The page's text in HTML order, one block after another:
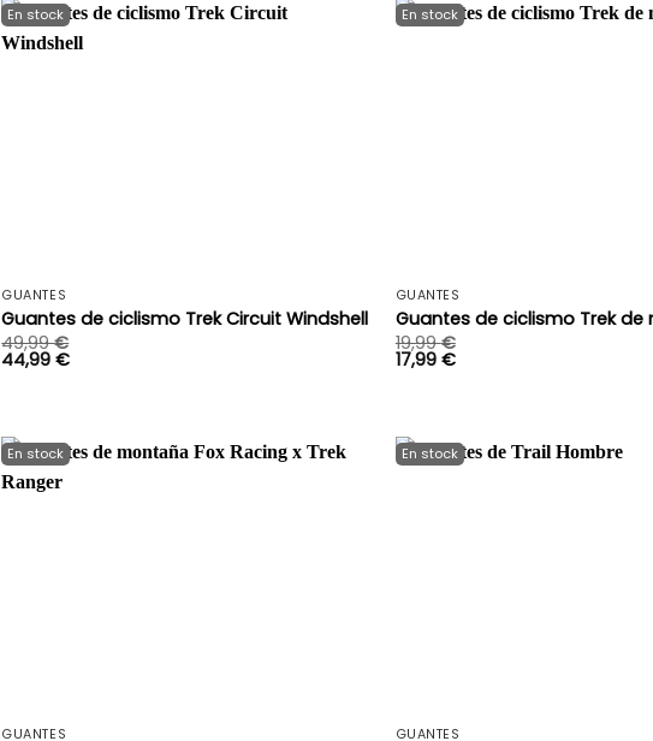
GUANTES
Guantes de ciclismo Trek Circuit Windshell
49,99€
44,99€
GUANTES
Guantes de ciclismo Trek de
19,99€
17,99 €
GUANTES GUANTES